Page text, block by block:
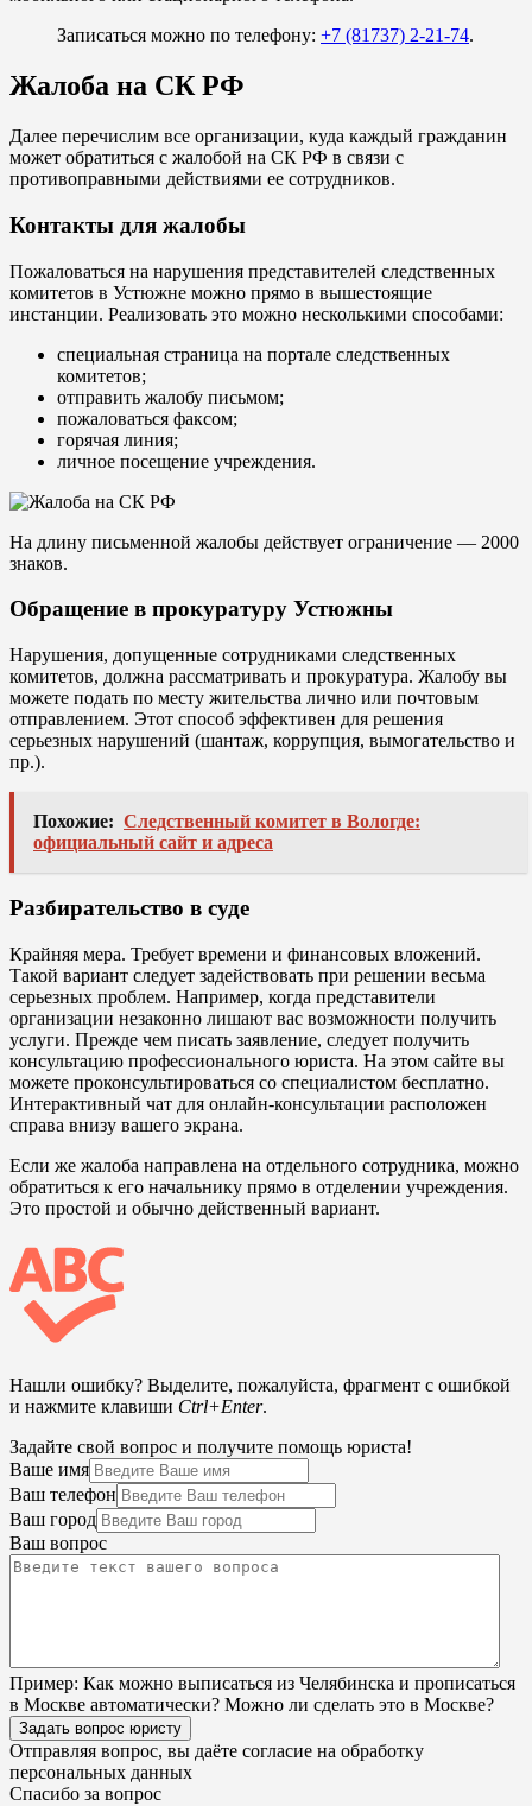
Записаться можно по телефону: +7 (81737) 2-21-74.
Жалоба на СК РФ
Далее перечислим все организации, куда каждый гражданин
может обратиться с жалобой на СК РФ в связи с
противоправными действиями ее сотрудников.
Контакты для жалобы
Пожаловаться на нарушения представителей следственных
комитетов в Устюжне можно прямо в вышестоящие
инстанции. Реализовать это можно несколькими способами:
специальная страница на портале следственных
комитетов;
отправить жалобу письмом;
пожаловаться факсом;
горячая линия;
личное посещение учреждения.
На длину письменной жалобы действует ограничение — 2000
знаков.
Обращение в прокуратуру Устюжны
Нарушения, допущенные сотрудниками следственных
комитетов, должна рассматривать и прокуратура. Жалобу вы
можете подать по месту жительства лично или почтовым
отправлением. Этот способ эффективен для решения
серьезных нарушений (шантаж, коррупция, вымогательство и
пр.).
Похожие: Следственный комитет в Вологде:
официальный сайт и адреса
Разбирательство в суде
Крайняя мера. Требует времени и финансовых вложений.
Такой вариант следует задействовать при решении весьма
серьезных проблем. Например, когда представители
организации незаконно лишают вас возможности получить
услуги. Прежде чем писать заявление, следует получить
консультацию профессионального юриста. На этом сайте вы
можете проконсультироваться со специалистом бесплатно.
Интерактивный чат для онлайн-консультации расположен
справа внизу вашего экрана.
Если же жалоба направлена на отдельного сотрудника, можно
обратиться к его начальнику прямо в отделении учреждения.
Это простой и обычно действенный вариант.
Нашли ошибку? Выделите, пожалуйста, фрагмент с ошибкой
и нажмите клавиши Ctrl+Enter.
Задайте свой вопрос и получите помощь юриста!
Ваше имя
Ваш телефон
Ваш город
Ваш вопрос
Пример: Как можно выписаться из Челябинска и прописаться
в Москве автоматически? Можно ли сделать это в Москве?
Задать вопрос юристу
Отправляя вопрос, вы даёте согласие на обработку
персональных данных
Спасибо за вопрос